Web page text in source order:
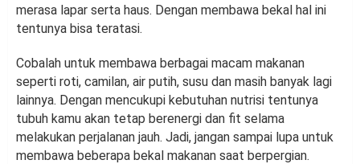
merasa lapar serta haus. Dengan membawa bekal hal ini
tentunya bisa teratasi.
Cobalah untuk membawa berbagai macam makanan
seperti roti, camilan, air putih, susu dan masih banyak lagi
lainnya. Dengan mencukupi kebutuhan nutrisi tentunya
tubuh kamu akan tetap berenergi dan fit selama
melakukan perjalanan jauh. Jadi, jangan sampai lupa untuk
membawa beberapa bekal makanan saat berpergian.